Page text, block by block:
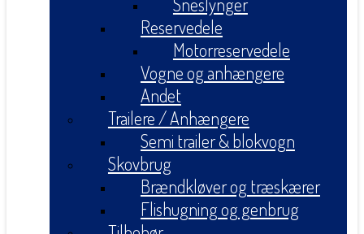
Reservedele
Motorreservedele
Vogne og anhængere
Andet
Trailere / Anhængere
Semi trailer & blokvogn
Skovbrug
Brændkløver og træskærer
Flishugning og genbrug